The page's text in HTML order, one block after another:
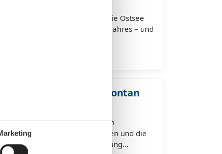
Meer mit Hund – gemeinsam die Ostsee
ist für viele das Highlight des Jahres – und
Last Minute – spontan
Last Minute buchen – spontan
kurzfristig dem Alltag entfliehen und die
findet mit einer Ferienwohnung…